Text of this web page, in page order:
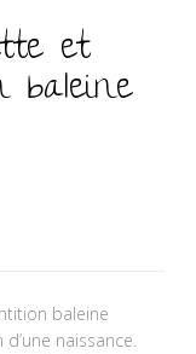
et
baleine
naissance.